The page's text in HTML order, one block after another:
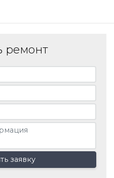
ремонт
заявку